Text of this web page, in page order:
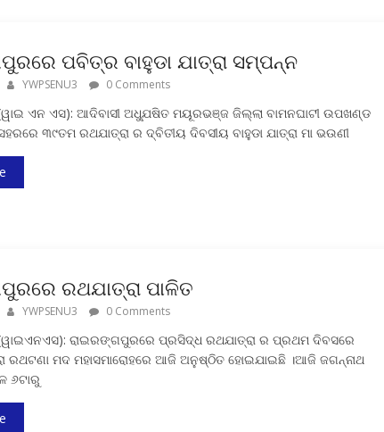
ପବିତ୍ର ବାହୁଡା ଯାତ୍ରା ସମ୍ପନ୍ନ
YWPSENU3 0 Comments
ଏନ ଏସ): ଆଦିବାସୀ ଅଧ୍ଯୁଷିତ ମୟୂରଭଞ୍ଜ ଜିଲ୍ଲା ବାମନଘାଟୀ ଉପଖଣ୍ଡ
୩୯ତମ ରଥଯାତ୍ରା ର ଦ୍ବିତୀୟ ଦିବସୀୟ ବାହୁଡା ଯାତ୍ରା ମା ଭଉଣୀ
ରଥଯାତ୍ରା ପାଳିତ
YWPSENU3 0 Comments
ରାଇରଙ୍ଗପୁରରେ ପ୍ରସିଦ୍ଧ ରଥଯାତ୍ରା ର ପ୍ରଥମ ଦିବସରେ
ରଥଟଣା ମଦ ମହାସମାରୋହରେ ଆଜି ଅନୁଷ୍ଠିତ ହୋଇଯାଇଛି ।ଆଜି ଜଗନ୍ନାଥ
୬ଟାରୁ